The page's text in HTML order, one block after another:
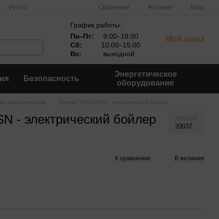
Рус Сравнение Желания Вход
График работы:
Пн–Пт:
9:00–18:00
Сб:
10:00–15:00
Вс:
выходной
Мой заказ
Безопасность
Энергетическое
оборудование
накопительные Gorenje TGR120SN - электрический бойлер
- электрический бойлер 20037
К сравнению В желания